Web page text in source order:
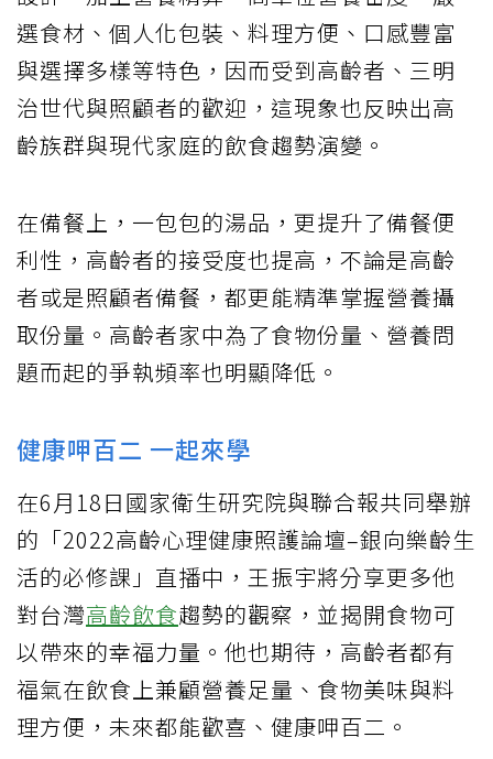
選食材、個人化包裝、料理方便、口感豐富
與選擇多樣等特色，因而受到高齡者、三明
治世代與照顧者的歡迎，這現象也反映出高
齡族群與現代家庭的飲食趨勢演變。
在備餐上，一包包的湯品，更提升了備餐便
利性，高齡者的接受度也提高，不論是高齡
者或是照顧者備餐，都更能精準掌握營養攝
取份量。高齡者家中為了食物份量、營養問
題而起的爭執頻率也明顯降低。
健康呷百二 一起來學
在6月18日國家衛生研究院與聯合報共同舉辦
的「2022高齡心理健康照護論壇–銀向樂齡生
活的必修課」直播中，王振宇將分享更多他
對台灣高齡飲食趨勢的觀察，並揭開食物可
以帶來的幸福力量。他也期待，高齡者都有
福氣在飲食上兼顧營養足量、食物美味與料
理方便，未來都能歡喜、健康呷百二。